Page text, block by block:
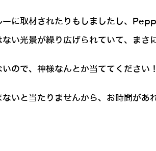
ーに取材されたりもしましたし、
い光景が繰り広げられていて、まさ
ので、神様なんとか当ててください
いと当たりませんから、お時間が